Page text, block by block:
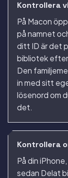
Kontrollera
På Macon
på namnet
ditt ID är det
bibliotek
Den
in med sitt
lösenord om
det.
Kontrollera
På din
sedan Delat